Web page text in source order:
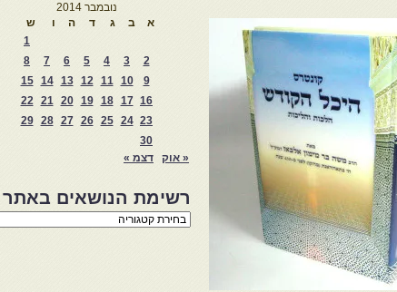
נובמבר 2014
א
ב ג ד ה ו
ש
1
2
3
4
5
6
7
8
9
10
11
12
13
14
15
16
17
18
19
20
21
22
23
24
25
26
27
28
29
30
« אוק
דצמ »
רשימת הנושאים באתר
רשימת
הנושאים